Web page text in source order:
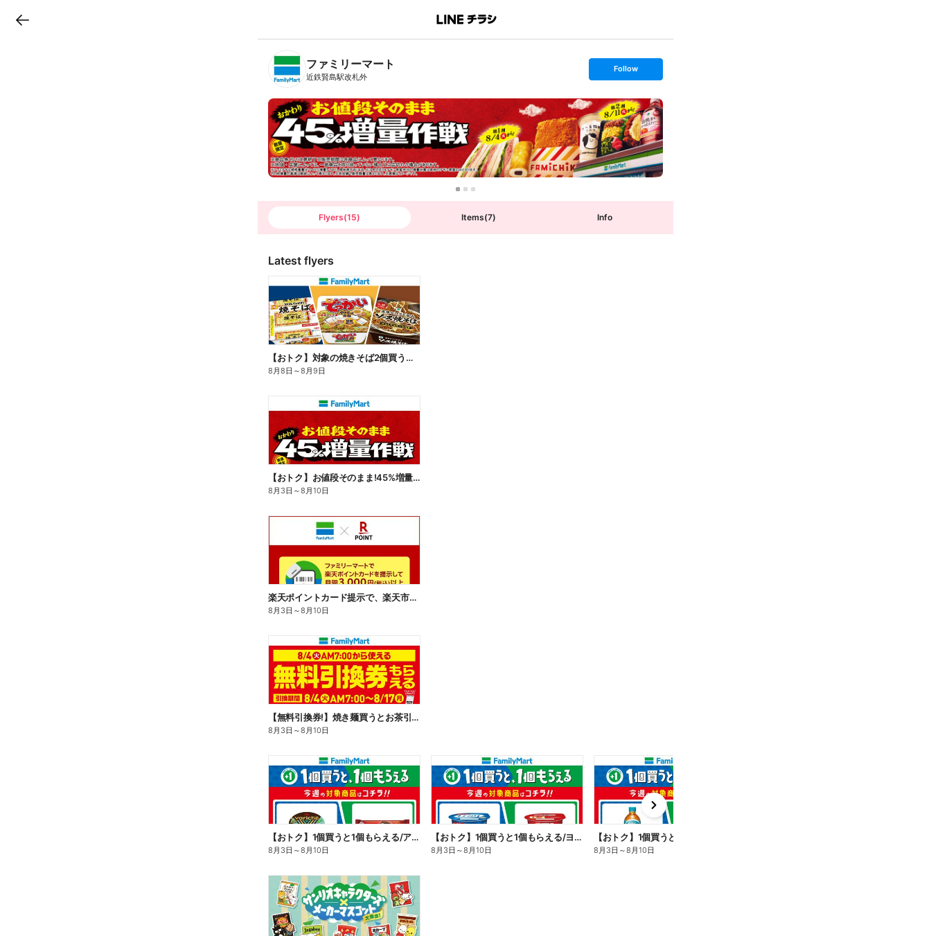
B
n
T
ファミリーマート
近鉄賢島駅改札外
s
t
o
l
l
o
w
Follow
Flyers(15) Items(7) Info
Latest flyers
【おトク】対象の焼きそば2個買うと100円引き!
8月8日 ～8月9日
【おトク】お値段そのまま!45%増量作戦!
8月3日 ～8月10日
楽天ポイントカード提示で、楽天市場でのお買い物がおトクに!
8月3日 ～8月10日
【無料引換券!】焼き麺買うとお茶引換券貰える!
8月3日 ～8月10日
【おトク】1個買うと1個もらえる/アイス
8月3日 ～8月10日
【おトク】1個買うと1個もらえる/ヨーグルト
8月3日 ～8月10日
【おトク】1個買うと1個もらえる/麦茶
8月3日 ～8月10日
e
x
t